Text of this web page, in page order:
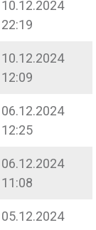
10.12.2024
22:19
10.12.2024
12:09
06.12.2024
12:25
06.12.2024
11:08
05.12.2024